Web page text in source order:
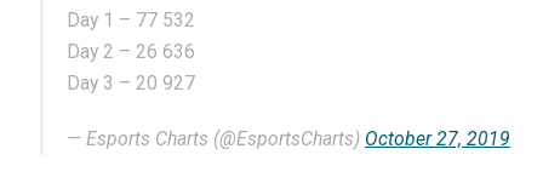
Day 1 – 77 532
Day 2 – 26 636
Day 3 – 20 927
— Esports Charts (@EsportsCharts) October 27, 2019